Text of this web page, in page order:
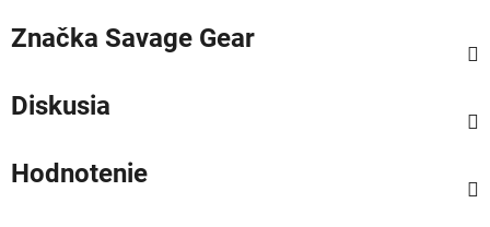
Značka Savage Gear
Diskusia
Hodnotenie